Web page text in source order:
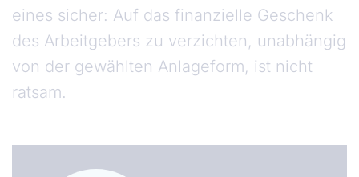
eines sicher: Auf das finanzielle Geschenk
des Arbeitgebers zu verzichten, unabhängig
von der gewählten Anlageform, ist nicht
ratsam.